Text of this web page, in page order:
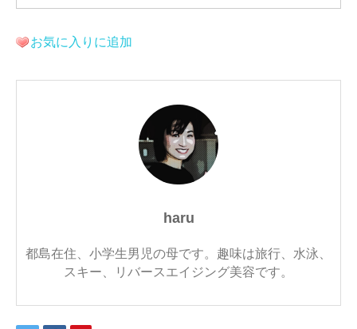
お気に入りに追加
haru
都島在住、小学生男児の母です。趣味は旅行、水泳、
スキー、リバースエイジング美容です。